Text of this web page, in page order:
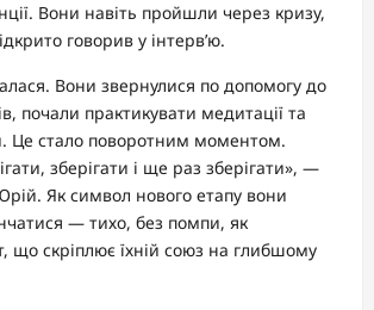
Вони навіть пройшли через кризу,
говорив у інтерв’ю.
Вони звернулися по допомогу до
почали практикувати медитації та
Це стало поворотним моментом.
зберігати і ще раз зберігати», —
Як символ нового етапу вони
— тихо, без помпи, як
що скріплює їхній союз на глибшому